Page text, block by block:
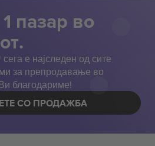
пазар во
е најследен од сите
за препродавање во
благодариме!
СО ПРОДАЖБА